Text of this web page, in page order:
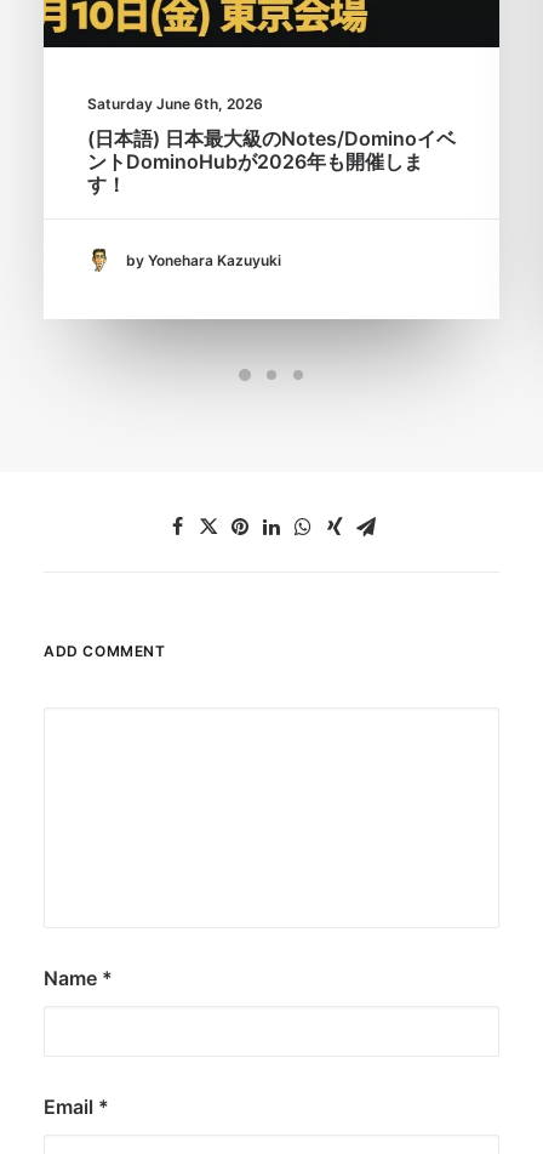
Saturday June 6th, 2026
(日本語) 日本最大級のNotes/Dominoイベ
ントDominoHubが2026年も開催しま
す！
by Yonehara Kazuyuki
ADD COMMENT
Name *
Email *